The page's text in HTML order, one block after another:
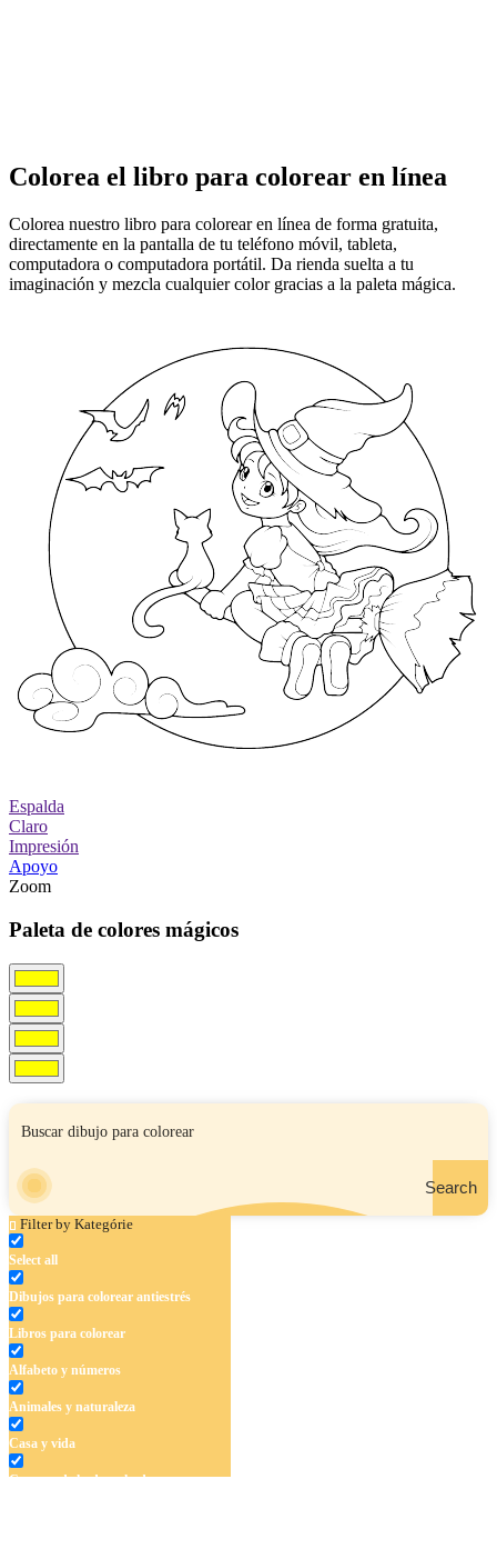
Colorea el libro para colorear en línea
Colorea nuestro libro para colorear en línea de forma gratuita,
directamente en la pantalla de tu teléfono móvil, tableta,
computadora o computadora portátil. Da rienda suelta a tu
imaginación y mezcla cualquier color gracias a la paleta mágica.
Espalda
Claro
Impresión
Apoyo
Zoom
Paleta de colores mágicos
Search
Filter by Kategórie
Select all
Dibujos para colorear antiestrés
Libros para colorear
Alfabeto y números
Animales y naturaleza
Casa y vida
Cuentos de hadas y hadas